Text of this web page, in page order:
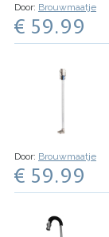
Door: Brouwmaatje
€ 59.99
Door: Brouwmaatje
€ 59.99